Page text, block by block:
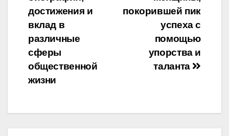
покорившей пик
успеха с
помощью
упорства и
таланта
достижения и
вклад в
различные
сферы
общественной
жизни